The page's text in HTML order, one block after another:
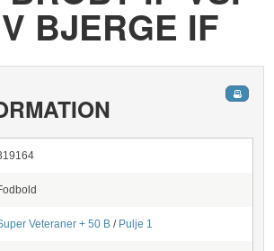
BJERGE IF
Veteraner + 50 B / Pulje 1